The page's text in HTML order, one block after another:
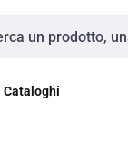
Cataloghi